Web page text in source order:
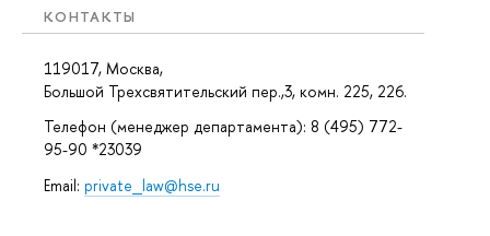
КОНТАКТЫ
119017, Москва,
Большой Трехсвятительский пер.,3, комн. 225, 226.
Телефон (менеджер департамента): 8 (495) 772-
95-90 *23039
Email: private_law@hse.ru